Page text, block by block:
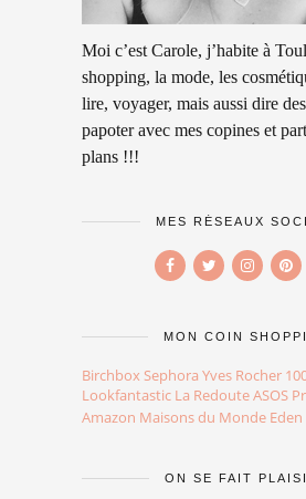
Moi c’est Carole, j’habite à
shopping, la mode, les
lire, voyager, mais aussi dire
papoter avec mes copines et
plans !!!
MES RÉSEAUX
MON COIN
Birchbox Sephora Yves Rocher
Lookfantastic La RedouteASOS
Amazon Maisons du Monde
ON SE FAIT